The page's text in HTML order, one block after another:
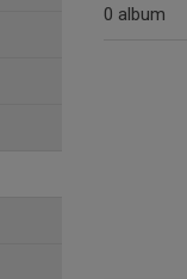
0 album